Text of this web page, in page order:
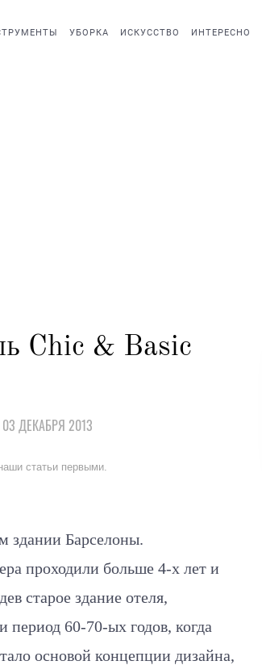
УБОРКА ИСКУССТВО ИНТЕРЕСНО
Chic & Basic
ДЕКАБРЯ 2013
статьи первыми.
здании Барселоны.
проходили больше 4-х лет и
старое здание отеля,
период 60-70-ых годов, когда
основой концепции дизайна,